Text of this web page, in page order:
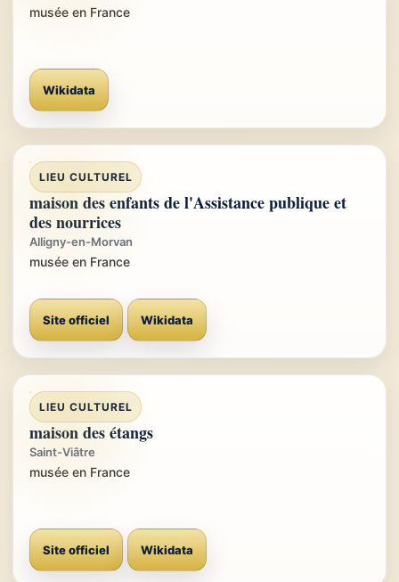
musée en France
Wikidata
LIEU CULTUREL
maison des enfants de l'Assistance publique et
des nourrices
Alligny-en-Morvan
musée en France
Site officiel Wikidata
LIEU CULTUREL
maison des étangs
Saint-Viâtre
musée en France
Site officiel Wikidata